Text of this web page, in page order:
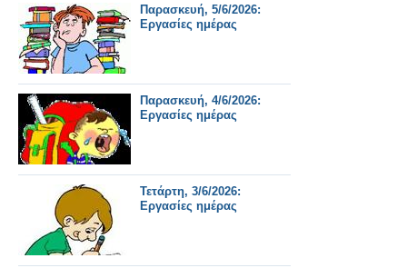
Παρασκευή, 5/6/2026:
Εργασίες ημέρας
Παρασκευή, 4/6/2026:
Εργασίες ημέρας
Τετάρτη, 3/6/2026:
Εργασίες ημέρας